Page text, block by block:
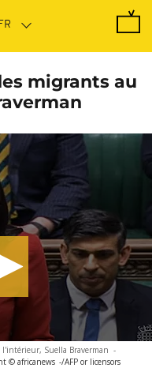
migrants au
Suella Braverman -
© africanews -/AFP or licensors